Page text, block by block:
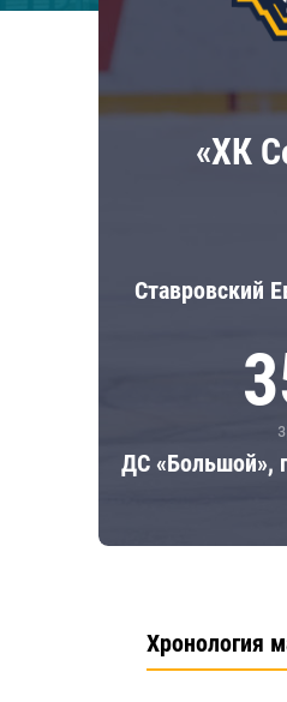
«ХК
Ставровский
ДС «Большой»,
Хронология